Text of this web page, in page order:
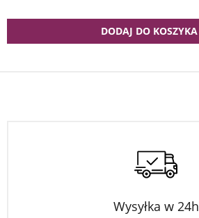
DODAJ DO KOSZYKA
Wysyłka w 24h